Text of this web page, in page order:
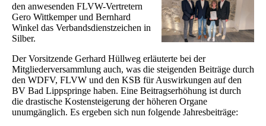
den anwesenden FLVW-Vertretern
Gero Wittkemper und Bernhard
Winkel das Verbandsdienstzeichen in
Silber.
Der Vorsitzende Gerhard Hüllweg erläuterte bei der
Mitgliederversammlung auch, was die steigenden Beiträge durch
den WDFV, FLVW und den KSB für Auswirkungen auf den
BV Bad Lippspringe haben. Eine Beitragserhöhung ist durch
die drastische Kostensteigerung der höheren Organe
unumgänglich. Es ergeben sich nun folgende Jahresbeiträge: